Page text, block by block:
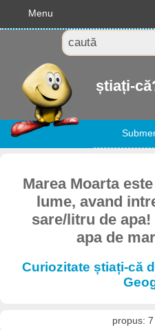
Menu
știați-
Marea Moarta
lume, avand
sare/litru de
apa de
Curiozitate știați-că
propus: